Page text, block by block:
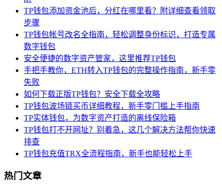
TP钱包添加资金池后，分红在哪里看？附详细查看领取
步骤
TP钱包帐号改名全指南，轻松调整身份标识，打造专属
数字钱包
安全便捷的数字资产管家，这里推荐TP钱包
手把手教你，ETH转入TP钱包的完整操作指南，新手零
失败
如何下载正版TP钱包？安全下载全攻略
TP钱包波场链买币详细教程，新手零门槛上手指南
TP实体钱包，为数字资产打造的离线保险箱
TP钱包打不开网址？别着急，这几个解决方法帮你快速
排查
TP钱包充值TRX全流程指南，新手也能轻松上手
热门文章